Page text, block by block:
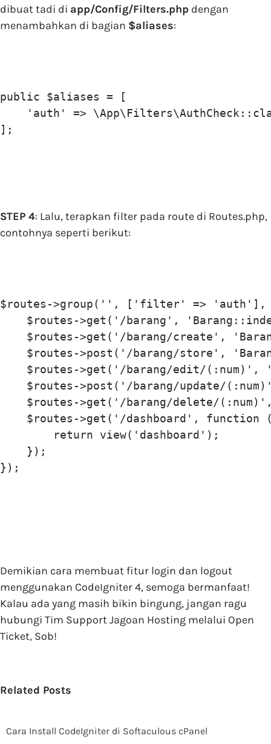
dibuat tadi di app/Config/Filters.php dengan
menambahkan di bagian $aliases:
public $aliases = [
'auth' =>
STEP 4: Lalu, terapkan filter pada route di Routes.php,
contohnya seperti berikut:
$routes->group('', ['filter' => 'auth'],
$routes->get('/barang',
$routes->get('/barang/create',
$routes->post('/barang/store',
$routes->get('/barang/edit/(:num)',
$routes->post('/barang/update/
$routes->get('/barang/delete/
$routes->get('/dashboard', function
        return view('dashboard');
    });
Demikian cara membuat fitur login dan logout
menggunakan CodeIgniter 4, semoga bermanfaat!
Kalau ada yang masih bikin bingung, jangan ragu
hubungi Tim Support Jagoan Hosting melalui Open
Ticket, Sob!
Related Posts
Cara Install CodeIgniter di Softaculous cPanel